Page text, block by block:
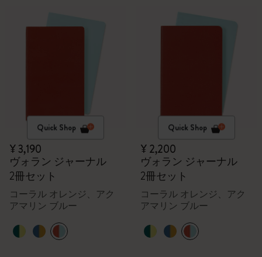
Quick Shop
¥ 3,190
ヴォラン ジャーナル
2冊セット
コーラル オレンジ、アク
アマリン ブルー
Quick Shop
¥ 2,200
ヴォラン ジャーナル
2冊セット
コーラル オレンジ、アク
アマリン ブルー